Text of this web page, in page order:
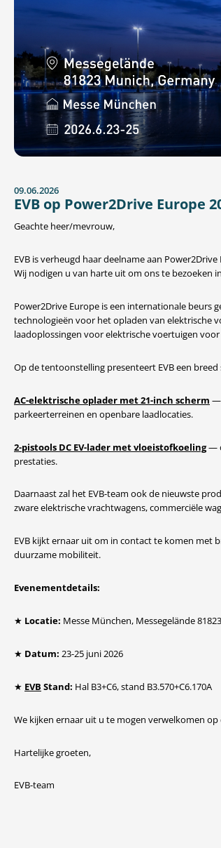
09.06.2026
EVB op Power2Drive Europe
Geachte heer/mevrouw,
EVB is verheugd haar deelname aan
Wij nodigen u van harte uit om ons te bezoeken in
Power2Drive Europe is een internationale beurs
technologieën voor het opladen van elektrische
laadoplossingen voor elektrische voertuigen
Op de tentoonstelling presenteert EVB een
AC-elektrische oplader met 21-inch scherm —
parkeerterreinen en openbare laadlocaties.
2-pistools DC EV-lader met vloeistofkoeling—
prestaties.
Daarnaast zal het EVB-team ook de nieuwste
zware elektrische vrachtwagens, commerciële
EVB kijkt ernaar uit om in contact te komen met
duurzame mobiliteit.
Evenementdetails:
★ Locatie: Messe München, Messegelände
★ Datum: 23-25 juni 2026
★ EVB Stand: Hal B3+C6, stand B3.570+C6.170A
We kijken ernaar uit u te mogen verwelkomen op
Hartelijke groeten,
EVB-team